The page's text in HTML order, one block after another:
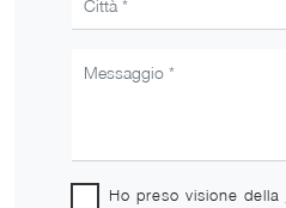
Ho preso visione della